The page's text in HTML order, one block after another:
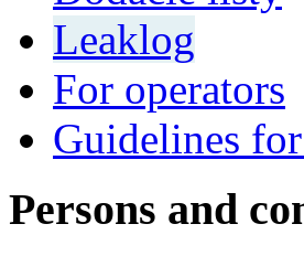
Leaklog
For operators
Guidelines
Persons and